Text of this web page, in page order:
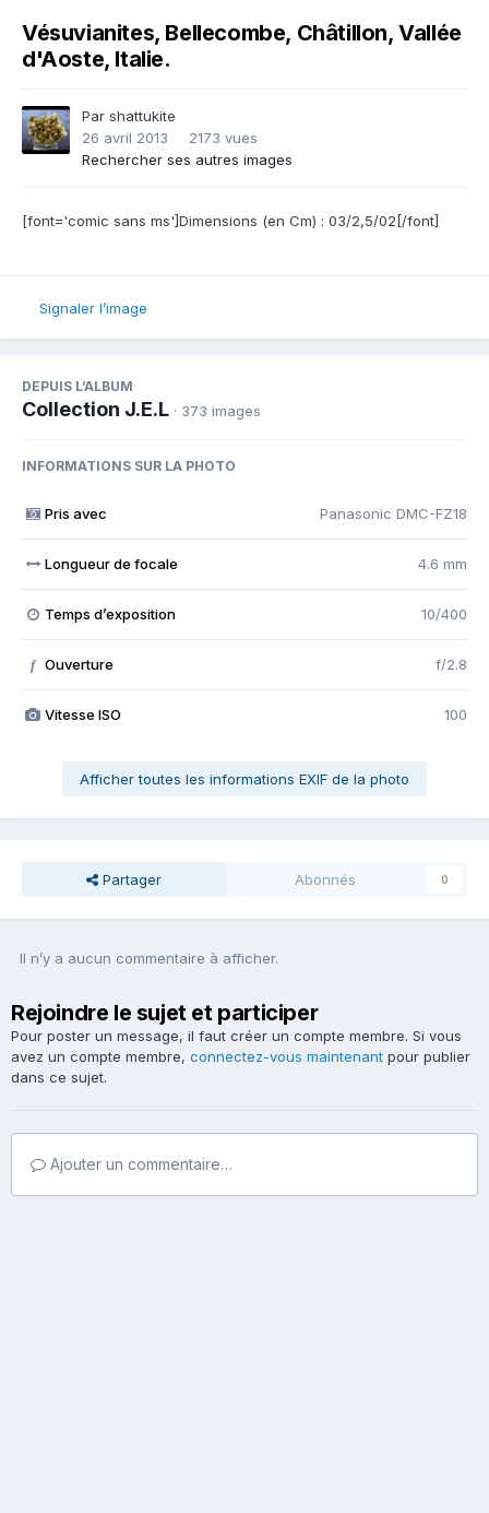
Vésuvianites, Bellecombe, Châtillon, Vallée
d'Aoste, Italie.
Par shattukite
26 avril 2013
2173 vues
Rechercher ses autres images
[font='comic sans ms']Dimensions (en Cm) : 03/2,5/02[/font]
Signaler l’image
DEPUIS L’ALBUM
Collection J.E.L · 373 images
INFORMATIONS SUR LA PHOTO
Pris avec Panasonic DMC-FZ18
Longueur de focale 4.6 mm
Temps d’exposition 10/400
f Ouverture f/2.8
Vitesse ISO 100
Afficher toutes les informations EXIF de la photo
Partager Abonnés 0
Il n’y a aucun commentaire à afficher.
Rejoindre le sujet et participer
Pour poster un message, il faut créer un compte membre. Si vous
avez un compte membre, connectez-vous maintenant pour publier
dans ce sujet.
Ajouter un commentaire…